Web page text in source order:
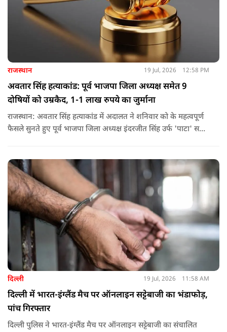
राजस्थान 19 Jul, 2026 12:58 PM
अवतार सिंह हत्याकांड: पूर्व भाजपा जिला अध्यक्ष समेत 9
दोषियों को उम्रकैद, 1-1 लाख रुपये का जुर्माना
राजस्थान: अवतार सिंह हत्याकांड में अदालत ने शनिवार को के महत्वपूर्ण
फैसले सुनते हुए पूर्व भाजपा जिला अध्यक्ष इंदरजीत सिंह उर्फ ​​'पाटा' समेत
दिल्ली 19 Jul, 2026 11:58 AM
दिल्ली में भारत-इंग्लैंड मैच पर ऑनलाइन सट्टेबाजी का भंडाफोड़,
पांच गिरफ्तार
दिल्ली पुलिस ने भारत-इंग्लैंड मैच पर ऑनलाइन सट्टेबाजी का संचालित